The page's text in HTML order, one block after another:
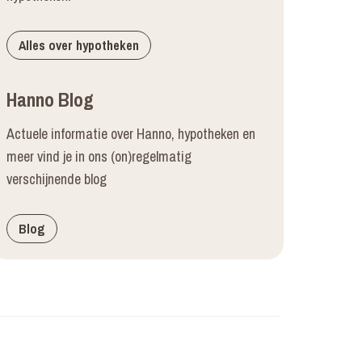
Alles over hypotheken
Hanno Blog
Actuele informatie over Hanno, hypotheken en
meer vind je in ons (on)regelmatig
verschijnende blog
Blog